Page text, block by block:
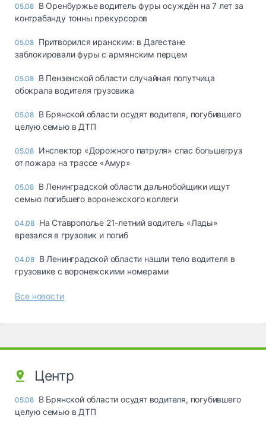
05.08 В Оренбуржье водитель фуры осуждён на 7 лет за
контрабанду тонны прекурсоров
05.08 Притворился иранским: в Дагестане
заблокировали фуры с армянским перцем
05.08 В Пензенской области случайная попутчица
обокрала водителя грузовика
05.08 В Брянской области осудят водителя, погубившего
целую семью в ДТП
05.08 Инспектор «Дорожного патруля» спас большегруз
от пожара на трассе «Амур»
05.08 В Ленинградской области дальнобойщики ищут
семью погибшего воронежского коллеги
04.08 На Ставрополье 21-летний водитель «Лады»
врезался в грузовик и погиб
04.08 В Ленинградской области нашли тело водителя в
грузовике с воронежскими номерами
Все новости
Центр
05.08 В Брянской области осудят водителя, погубившего
целую семью в ДТП